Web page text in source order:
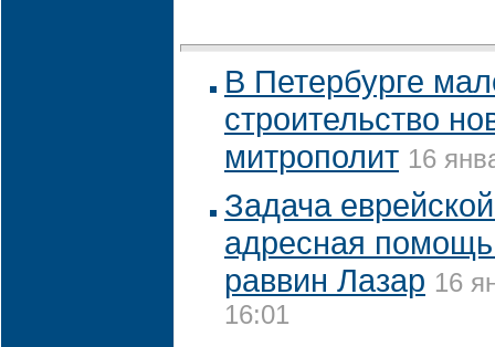
В Петербурге
строительство
митрополит 16
Задача
адресная
раввин Лазар 16
16:01